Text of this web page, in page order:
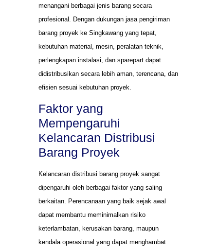
menangani berbagai jenis barang secara
profesional. Dengan dukungan jasa pengiriman
barang proyek ke Singkawang yang tepat,
kebutuhan material, mesin, peralatan teknik,
perlengkapan instalasi, dan sparepart dapat
didistribusikan secara lebih aman, terencana, dan
efisien sesuai kebutuhan proyek.
Faktor yang
Mempengaruhi
Kelancaran Distribusi
Barang Proyek
Kelancaran distribusi barang proyek sangat
dipengaruhi oleh berbagai faktor yang saling
berkaitan. Perencanaan yang baik sejak awal
dapat membantu meminimalkan risiko
keterlambatan, kerusakan barang, maupun
kendala operasional yang dapat menghambat